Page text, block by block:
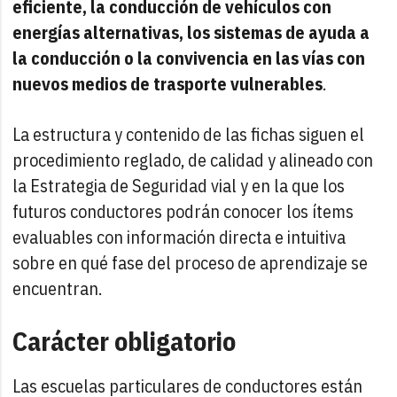
eficiente, la conducción de vehículos con
energías alternativas, los sistemas de ayuda a
la conducción o la convivencia en las vías con
nuevos medios de trasporte vulnerables.
La estructura y contenido de las fichas siguen el
procedimiento reglado, de calidad y alineado con
la Estrategia de Seguridad vial y en la que los
futuros conductores podrán conocer los ítems
evaluables con información directa e intuitiva
sobre en qué fase del proceso de aprendizaje se
encuentran.
Carácter obligatorio
Las escuelas particulares de conductores están